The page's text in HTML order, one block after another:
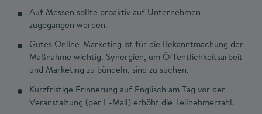
Auf Messen sollte proaktiv auf Unternehmen
zugegangen werden.
Gutes Online-Marketing ist für die Bekanntmachung der
Maßnahme wichtig. Synergien, um Öffentlichkeitsarbeit
und Marketing zu bündeln, sind zu suchen.
Kurzfristige Erinnerung auf Englisch am Tag vor der
Veranstaltung (per E-Mail) erhöht die Teilnehmerzahl.